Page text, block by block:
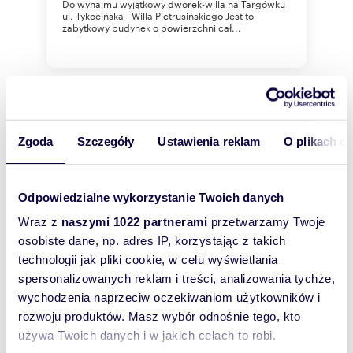
Zgoda Szczegóły Ustawienia reklam O plikach
Odpowiedzialne wykorzystanie Twoich danych
Wraz z naszymi 1022 partnerami przetwarzamy Twoje
osobiste dane, np. adres IP, korzystając z takich
technologii jak pliki cookie, w celu wyświetlania
spersonalizowanych reklam i treści, analizowania tychże,
wychodzenia naprzeciw oczekiwaniom użytkowników i
rozwoju produktów. Masz wybór odnośnie tego, kto
używa Twoich danych i w jakich celach to robi.
Do wynajmu wyjątkowy dworek-willa na Targówku
ul. Tykocińska - Willa Pietrusińskiego Jest to
zabytkowy budynek o powierzchni cał...
473m 60 zł/m